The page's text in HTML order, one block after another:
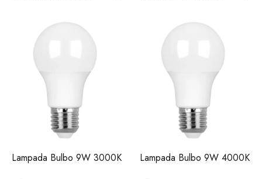
Lampada Bulbo 9W 3000K Lampada Bulbo 9W 4000K